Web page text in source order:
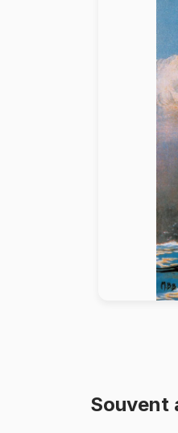
Peinture au
Souvent